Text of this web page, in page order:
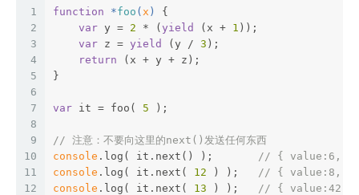
1
2
3
4
5
6
7
8
9
10
11
12
function *foo ( x ) {
var y = 2 * ( yield (x + 1 ));
var z = yield (y / 3 );
return (x + y + z);
}
var it = foo( 5 );
// 注意：不要向这里的next()发送任何东西
console .log( it.next() ); // { value:6,
console .log( it.next( 12 ) ); // { value:8,
console .log( it.next( 13 ) ); // { value:42,